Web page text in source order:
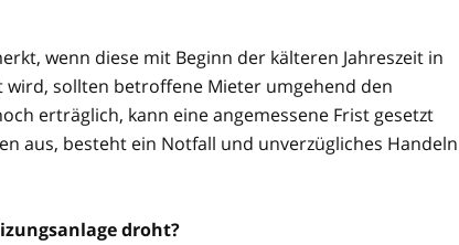
wenn diese mit Beginn der kälteren Jahreszeit in
sollten betroffene Mieter umgehend den
erträglich, kann eine angemessene Frist gesetzt
aus, besteht ein Notfall und unverzügliches Handeln
droht?